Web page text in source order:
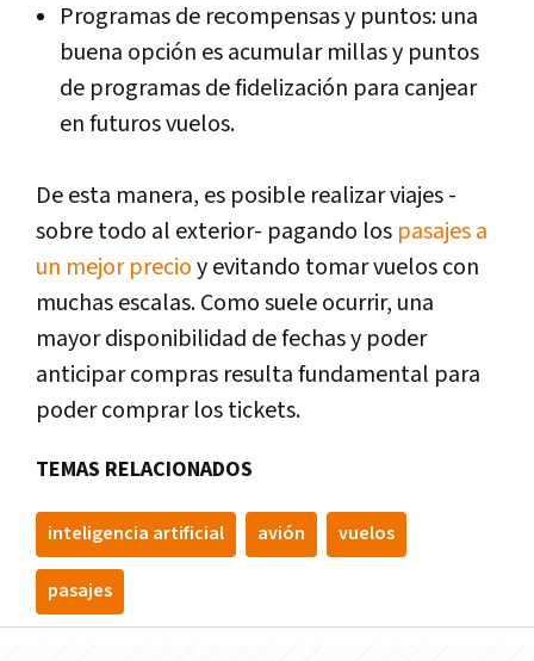
Programas de recompensas y puntos: una
buena opción es acumular millas y puntos
de programas de fidelización para canjear
en futuros vuelos.
De esta manera, es posible realizar viajes -
sobre todo al exterior- pagando los pasajes a
un mejor precioy evitando tomar vuelos con
muchas escalas. Como suele ocurrir, una
mayor disponibilidad de fechas y poder
anticipar compras resulta fundamental para
poder comprar los tickets.
TEMAS RELACIONADOS
inteligencia artificial avión vuelos
pasajes